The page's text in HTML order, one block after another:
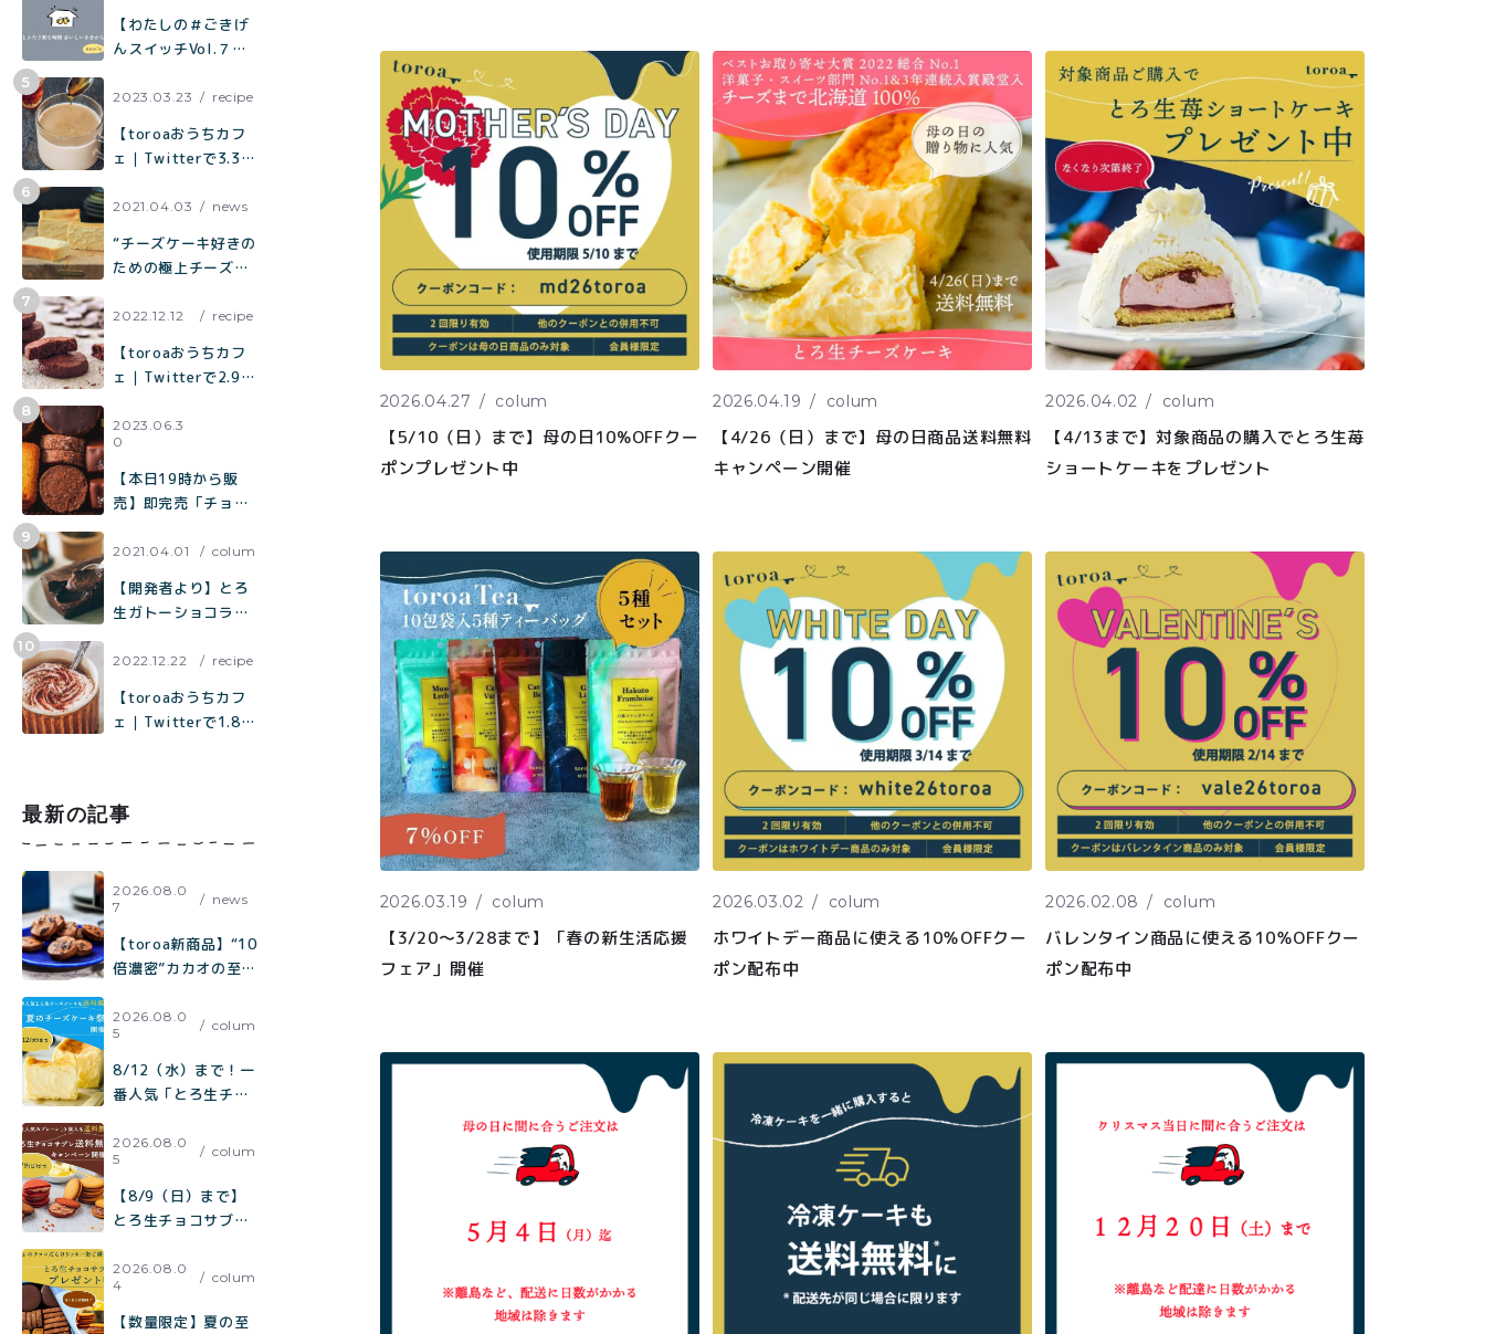
会員様限
ット商品
プライバシーポリシー 特定商取引法に基づく表記
堺市中区深井水池町3210-1
10:00〜17:00（平日）
2026.04.27 colum
【5/10（日）まで】母の日10%OFFクー
ポンプレゼント中
2026.04.19 colum
【4/26（日）まで】母の日商品送料無料
キャンペーン開催
2026.04.02 colum
【4/13まで】対象商品の購入でとろ生苺
ショートケーキをプレゼント
2026.03.19 colum
【3/20〜3/28まで】「春の新生活応援
フェア」開催
2026.03.02 colum
ホワイトデー商品に使える10％OFFクー
ポン配布中
2026.02.08 colum
バレンタイン商品に使える10％OFFクー
ポン配布中
フィン」の作り方
【わたしの＃ごきげ
んスイッチVol.７】
おいしいを分かち合
2023.03.23 recipe
【toroaおうちカフ
ェ｜Twitterで3.3万
茶がしっかり香って
「烏龍茶ラテ」
2021.04.03 news
“チーズケーキ好きの
ための極上チーズケ
ケーキ」が誕生
2022.12.12 recipe
【toroaおうちカフ
ェ｜Twitterで2.9万
て焼くだけで作れる
生チョコみたいなク
ッキー「濃厚チョコ
クッキー」の作り方
2023.06.3
0
【本日19時から販
売】即完売「チョコ
の再販売／北海道産
ーが美味しいクッキ
ー缶」
2021.04.01 colum
【開発者より】とろ
生ガトーショコラに
2022.12.22 recipe
【toroaおうちカフ
ェ｜Twitterで1.8万
ホットココアの作り
方
最新の記事
2026.08.0
7
news
【toroa新商品】“10
倍濃密”カカオの至
コーヒーが欲しくな
る。極みカカオと焦
がしキャラメルのチ
ャンククッキー』が
2026.08.0
5
colum
8/12（水）まで！一
番人気「とろ生チー
無料】toroa夏のチ
ーズケーキ祭り開催
中
2026.08.0
5
colum
【8/9（日）まで】
とろ生チョコサブレ
ン開催中！
2026.08.0
4
colum
【数量限定】夏の至